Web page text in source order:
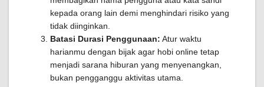
kepada orang lain demi menghindari risiko yang
tidak diinginkan.
Batasi Durasi Penggunaan: Atur waktu
harianmu dengan bijak agar hobi online tetap
menjadi sarana hiburan yang menyenangkan,
bukan pengganggu aktivitas utama.